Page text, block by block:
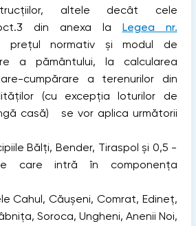
altele decât cele
din anexa la Legea nr.
prețul normativ și modul de
a pământului, la calcularea
cumpărare a terenurilor din
(cu excepţia loturilor de
casă) se vor aplica următorii
Bălţi, Bender, Tiraspol şi 0,5 -
care intră în componenţa
Cahul, Căuşeni, Comrat, Edineţ,
Soroca, Ungheni, Anenii Noi,